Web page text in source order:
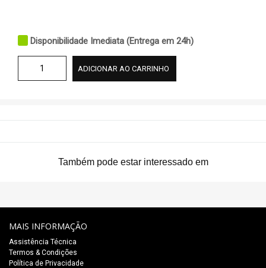
Disponibilidade Imediata (Entrega em 24h)
ADICIONAR AO CARRINHO
Também pode estar interessado em
MAIS INFORMAÇÃO
Assistência Técnica
Termos & Condições
Política de Privacidade